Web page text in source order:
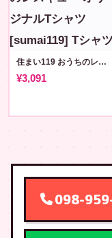
住まい119 おうちのレスキュー オリジナルTシャツ [sumai119]
¥3,091
098-